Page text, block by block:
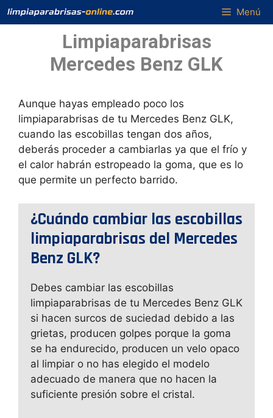
Saltar
al
Menú
Limpiaparabrisas
Mercedes Benz GLK
Aunque hayas empleado poco los
limpiaparabrisas de tu Mercedes Benz GLK,
cuando las escobillas tengan dos años,
deberás proceder a cambiarlas ya que el frío y
el calor habrán estropeado la goma, que es lo
que permite un perfecto barrido.
¿Cuándo cambiar las escobillas
limpiaparabrisas del Mercedes
Benz GLK?
Debes cambiar las escobillas
limpiaparabrisas de tu Mercedes Benz GLK
si hacen surcos de suciedad debido a las
grietas, producen golpes porque la goma
se ha endurecido, producen un velo opaco
al limpiar o no has elegido el modelo
adecuado de manera que no hacen la
suficiente presión sobre el cristal.